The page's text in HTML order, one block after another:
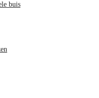
buis